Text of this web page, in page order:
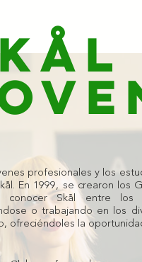
profesionales y los
En 1999, se crearon los
conocer Skål entre los
o trabajando en los
ofreciéndoles la